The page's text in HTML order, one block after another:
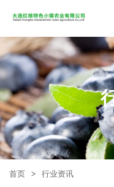
首页 > 行业资讯